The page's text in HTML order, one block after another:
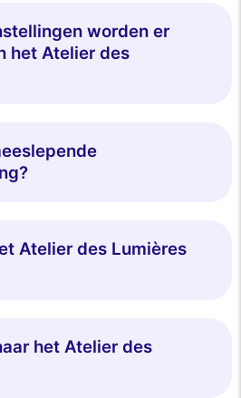
worden er
het Atelier des
Atelier des Lumières
het Atelier des